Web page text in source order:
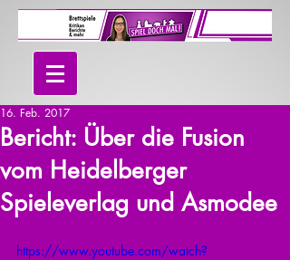
Bericht: Über die Fusion
vom Heidelberger
Spieleverlag und Asmodee
16. Feb. 2017
https://www.youtube.com/watch?